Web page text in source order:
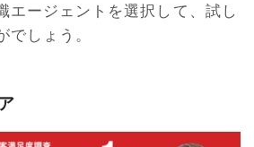
エージェントを選択して、試し
でしょう。